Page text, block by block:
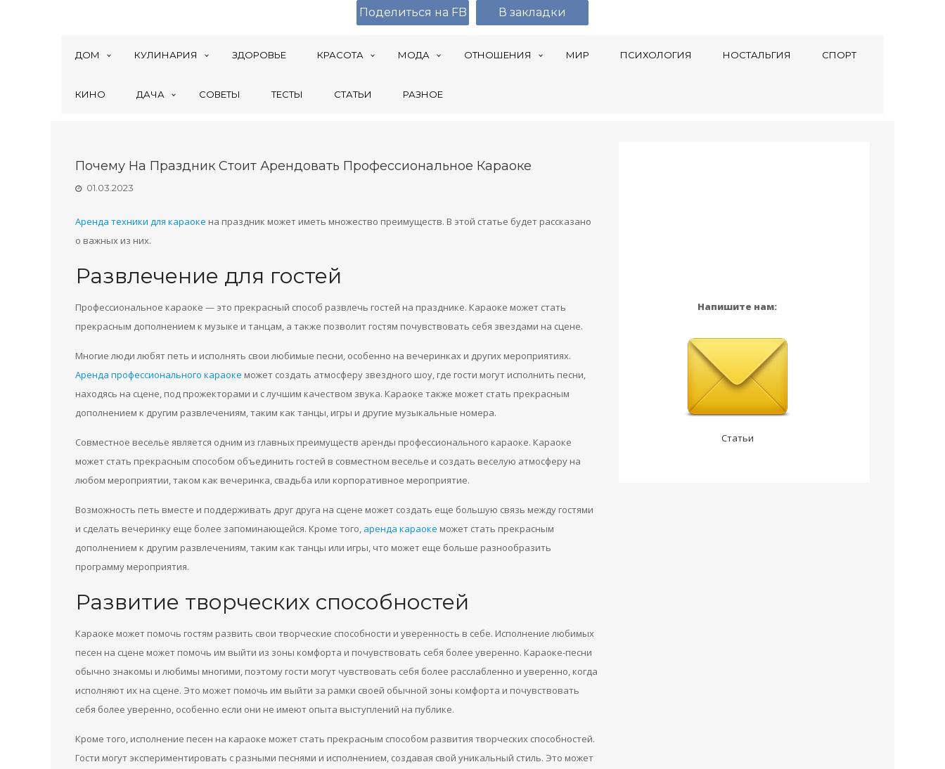
ДОМ КУЛИНАРИЯ ЗДОРОВЬЕ КРАСОТА МОДА ОТНОШЕНИЯ МИР ПСИХОЛОГИЯ НОСТАЛЬГИЯ СПОРТ
КИНО ДАЧА СОВЕТЫ ТЕСТЫ СТАТЬИ РАЗНОЕ
Почему На Праздник Стоит Арендовать Профессиональное Караоке
01.03.2023
Аренда техники для караоке на праздник может иметь множество преимуществ. В этой статье будет рассказано
о важных из них.
Развлечение для гостей
Профессиональное караоке — это прекрасный способ развлечь гостей на празднике. Караоке может стать
прекрасным дополнением к музыке и танцам, а также позволит гостям почувствовать себя звездами на сцене.
Многие люди любят петь и исполнять свои любимые песни, особенно на вечеринках и других мероприятиях.
Аренда профессионального караоке может создать атмосферу звездного шоу, где гости могут исполнить песни,
находясь на сцене, под прожекторами и с лучшим качеством звука. Караоке также может стать прекрасным
дополнением к другим развлечениям, таким как танцы, игры и другие музыкальные номера.
Совместное веселье является одним из главных преимуществ аренды профессионального караоке. Караоке
может стать прекрасным способом объединить гостей в совместном веселье и создать веселую атмосферу на
любом мероприятии, таком как вечеринка, свадьба или корпоративное мероприятие.
Возможность петь вместе и поддерживать друг друга на сцене может создать еще большую связь между гостями
и сделать вечеринку еще более запоминающейся. Кроме того, аренда караоке может стать прекрасным
дополнением к другим развлечениям, таким как танцы или игры, что может еще больше разнообразить
программу мероприятия.
Развитие творческих способностей
Караоке может помочь гостям развить свои творческие способности и уверенность в себе. Исполнение любимых
песен на сцене может помочь им выйти из зоны комфорта и почувствовать себя более уверенно. Караоке-песни
обычно знакомы и любимы многими, поэтому гости могут чувствовать себя более расслабленно и уверенно, когда
исполняют их на сцене. Это может помочь им выйти за рамки своей обычной зоны комфорта и почувствовать
себя более уверенно, особенно если они не имеют опыта выступлений на публике.
Кроме того, исполнение песен на караоке может стать прекрасным способом развития творческих способностей.
Гости могут экспериментировать с разными песнями и исполнением, создавая свой уникальный стиль. Это может
Напишите нам:
Статьи
Поделиться на FB В закладки